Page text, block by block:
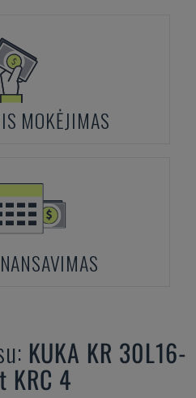
MOKĖJIMAS
KUKA KR 30L16-
KRC 4